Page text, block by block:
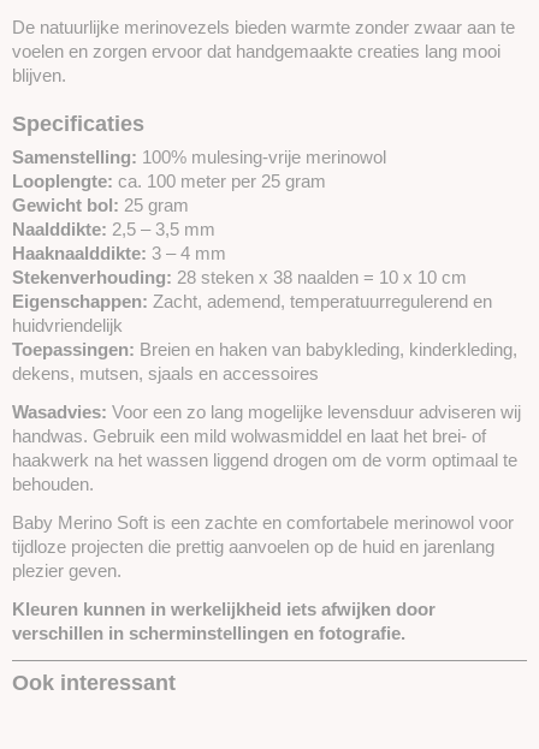
De natuurlijke merinovezels bieden warmte zonder zwaar aan te
voelen en zorgen ervoor dat handgemaakte creaties lang mooi
blijven.
Specificaties
Samenstelling: 100% mulesing-vrije merinowol
Looplengte: ca. 100 meter per 25 gram
Gewicht bol: 25 gram
Naalddikte: 2,5 – 3,5 mm
Haaknaalddikte: 3 – 4 mm
Stekenverhouding: 28 steken x 38 naalden = 10 x 10 cm
Eigenschappen: Zacht, ademend, temperatuurregulerend en
huidvriendelijk
Toepassingen: Breien en haken van babykleding, kinderkleding,
dekens, mutsen, sjaals en accessoires
Wasadvies: Voor een zo lang mogelijke levensduur adviseren wij
handwas. Gebruik een mild wolwasmiddel en laat het brei- of
haakwerk na het wassen liggend drogen om de vorm optimaal te
behouden.
Baby Merino Soft is een zachte en comfortabele merinowol voor
tijdloze projecten die prettig aanvoelen op de huid en jarenlang
plezier geven.
Kleuren kunnen in werkelijkheid iets afwijken door
verschillen in scherminstellingen en fotografie.
Ook interessant